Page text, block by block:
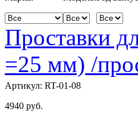
Проставки
=25 мм) /
Артикул: RT-01-08
4940 руб.